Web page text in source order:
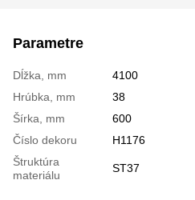
Parametre
Dĺžka, mm
4100
Hrúbka, mm
38
Šírka, mm
600
Číslo dekoru
H1176
Štruktúra
materiálu
ST37